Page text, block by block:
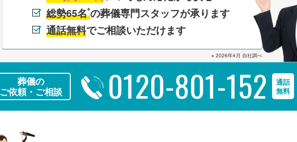
総勢65名※の葬儀専門スタッフが承ります
通話無料でご相談いただけます
※ 2026年4月 自社調べ
葬儀の
ご依頼・ご相談
0120-801-152
通話
無料